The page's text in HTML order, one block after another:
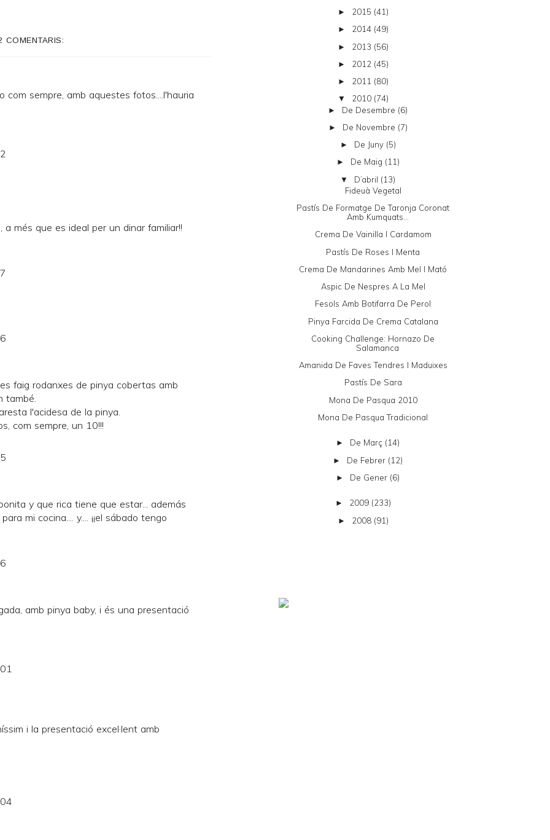
COMENTARIS:
com sempre, amb aquestes fotos....l'hauria
més que es ideal per un dinar familiar!!
faig rodanxes de pinya cobertas amb
també.
l'acidesa de la pinya.
com sempre, un 10!!!
bonita y que rica tiene que estar... además
mi cocina.... y.... ¡¡el sábado tengo
amb pinya baby, i és una presentació
i la presentació excel·lent amb
► 2015 (41)
► 2014 (49)
► 2013 (56)
► 2012 (45)
► 2011 (80)
▼ 2010 (74)
► De Desembre (6)
► De Novembre (7)
► De Juny (5)
► De Maig (11)
▼ D’abril (13)
Fideuà Vegetal
Pastís De Formatge De Taronja Coronat
Amb Kumquats...
Crema De Vainilla I Cardamom
Pastís De Roses I Menta
Crema De Mandarines Amb Mel I Mató
Aspic De Nespres A La Mel
Fesols Amb Botifarra De Perol
Pinya Farcida De Crema Catalana
Cooking Challenge: Hornazo De
Salamanca
Amanida De Faves Tendres I Maduixes
Pastís De Sara
Mona De Pasqua 2010
Mona De Pasqua Tradicional
► De Març (14)
► De Febrer (12)
► De Gener (6)
► 2009 (233)
► 2008 (91)